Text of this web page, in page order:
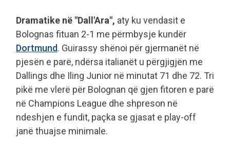
Dramatike në "Dall'Ara", aty ku vendasit e
Bolognas fituan 2-1 me përmbysje kundër
Dortmund. Guirassy shënoi për gjermanët në
pjesën e parë, ndërsa italianët u përgjigjën me
Dallings dhe Iling Junior në minutat 71 dhe 72. Tri
pikë me vlerë për Bolognan që gjen fitoren e parë
në Champions League dhe shpreson në
ndeshjen e fundit, paçka se gjasat e play-off
janë thuajse minimale.